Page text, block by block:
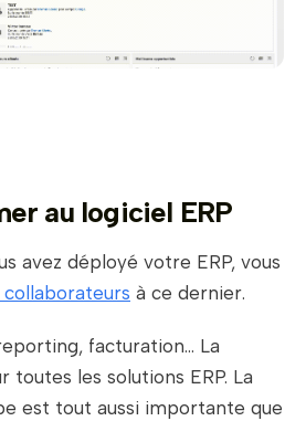
au logiciel ERP
avez déployé votre ERP, vous
à ce dernier.
facturation… La
toutes les solutions ERP. La
est tout aussi importante que